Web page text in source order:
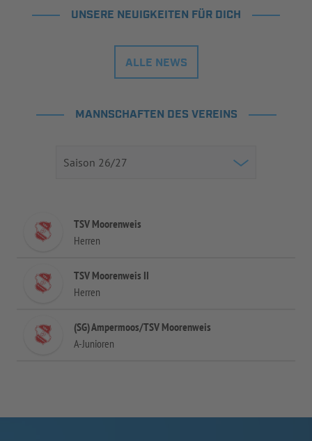
UNSERE NEUIGKEITEN FÜR DICH
ALLE NEWS
MANNSCHAFTEN DES VEREINS
TSV Moorenweis
Herren
TSV Moorenweis II
Herren
(SG) Ampermoos/TSV Moorenweis
A-Junioren